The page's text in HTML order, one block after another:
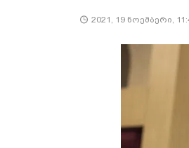
2021, 19 ნოემბერი,